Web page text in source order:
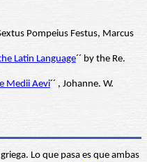
Pompeius Festus, Marcus
Latin Language´´ by the Re.
Medii Aevi´´ , Johanne. W.
Lo que pasa es que ambas